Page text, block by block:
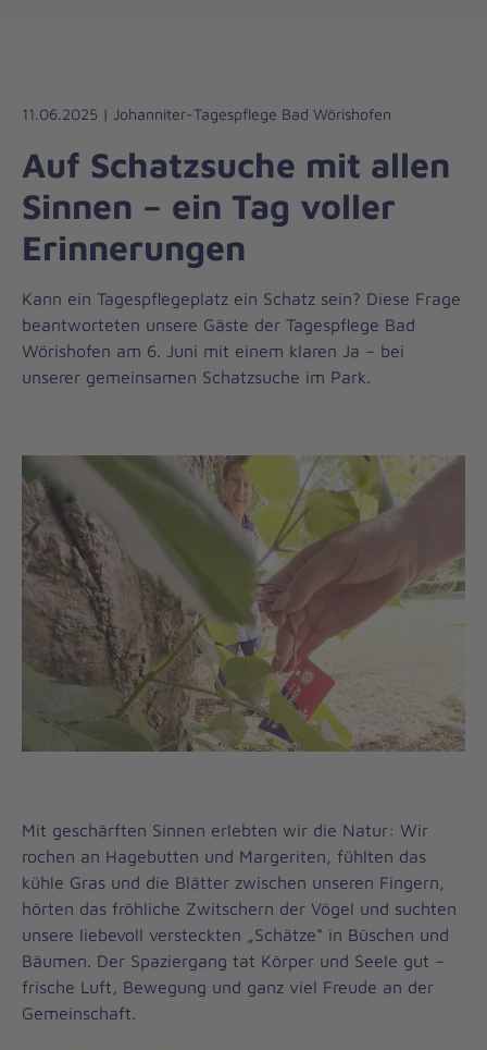
11.06.2025 | Johanniter-Tagespflege Bad Wörishofen
Auf Schatzsuche mit allen
Sinnen – ein Tag voller
Erinnerungen
Kann ein Tagespflegeplatz ein Schatz sein? Diese Frage
beantworteten unsere Gäste der Tagespflege Bad
Wörishofen am 6. Juni mit einem klaren Ja – bei
unserer gemeinsamen Schatzsuche im Park.
Mit geschärften Sinnen erlebten wir die Natur: Wir
rochen an Hagebutten und Margeriten, fühlten das
kühle Gras und die Blätter zwischen unseren Fingern,
hörten das fröhliche Zwitschern der Vögel und suchten
unsere liebevoll versteckten „Schätze“ in Büschen und
Bäumen. Der Spaziergang tat Körper und Seele gut –
frische Luft, Bewegung und ganz viel Freude an der
Gemeinschaft.